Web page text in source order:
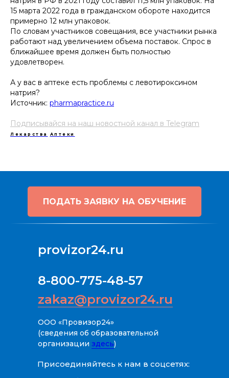
15 марта 2022 года в гражданском обороте находится
примерно 12 млн упаковок.
По словам участников совещания, все участники рынка
работают над увеличением объема поставок. Спрос в
ближайшее время должен быть полностью
удовлетворен.
А у вас в аптеке есть проблемы с левотироксином
натрия?
Источник: pharmapractice.ru
Подписывайся на наш новостной канал в Telegram
Лекарства Аптеки
ПОДАТЬ ЗАЯВКУ НА ОБУЧЕНИЕ
8-800-775-48-57
zakaz@provizor24.ru
ООО «Провизор24»
(сведения об образовательной
организации здесь)
provizor24.ru
Присоединяйтесь к нам в соцсетях: